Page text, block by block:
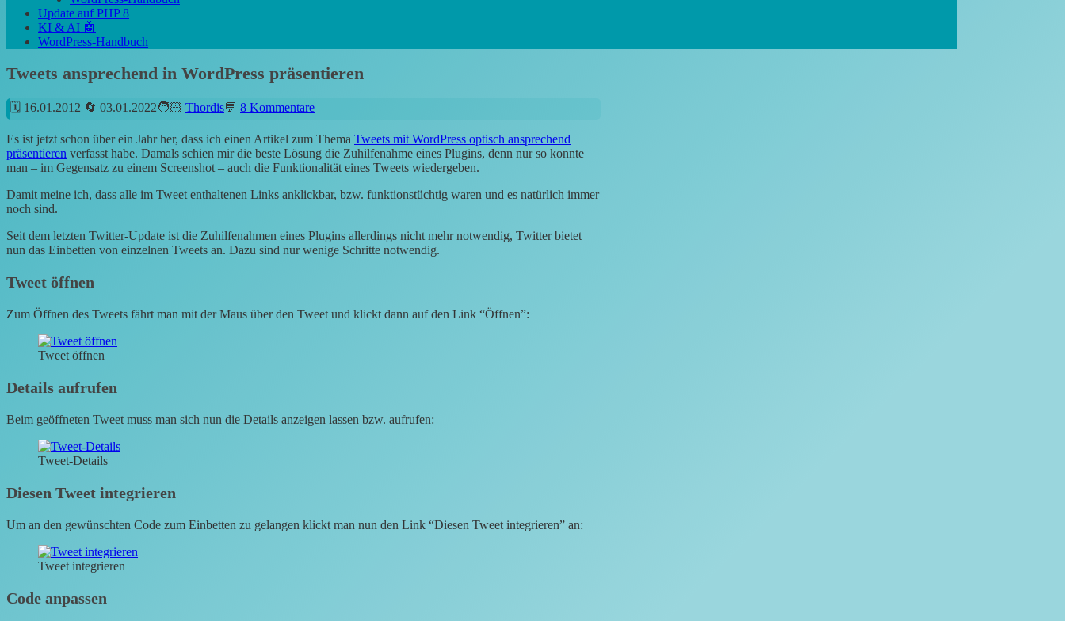
Update auf PHP 8
KI & AI 🤖
WordPress-Handbuch
Tweets ansprechend in WordPress präsentieren
16.01.2012 03.01.2022 Thordis 8 Kommentare
Es ist jetzt schon über ein Jahr her, dass ich einen Artikel zum Thema Tweets mit WordPress optisch ansprechend
präsentieren verfasst habe. Damals schien mir die beste Lösung die Zuhilfenahme eines Plugins, denn nur so konnte
man – im Gegensatz zu einem Screenshot – auch die Funktionalität eines Tweets wiedergeben.
Damit meine ich, dass alle im Tweet enthaltenen Links anklickbar, bzw. funktionstüchtig waren und es natürlich immer
noch sind.
Seit dem letzten Twitter-Update ist die Zuhilfenahmen eines Plugins allerdings nicht mehr notwendig, Twitter bietet
nun das Einbetten von einzelnen Tweets an. Dazu sind nur wenige Schritte notwendig.
Tweet öffnen
Zum Öffnen des Tweets fährt man mit der Maus über den Tweet und klickt dann auf den Link “Öffnen”:
Tweet öffnen
Details aufrufen
Beim geöffneten Tweet muss man sich nun die Details anzeigen lassen bzw. aufrufen:
Tweet-Details
Diesen Tweet integrieren
Um an den gewünschten Code zum Einbetten zu gelangen klickt man nun den Link “Diesen Tweet integrieren” an:
Tweet integrieren
Code anpassen